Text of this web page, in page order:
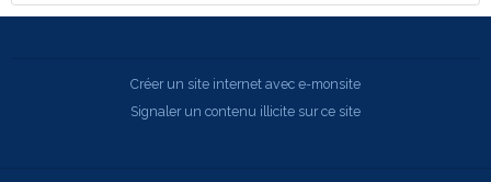
Créer un site internet avec e-monsite
Signaler un contenu illicite sur ce site